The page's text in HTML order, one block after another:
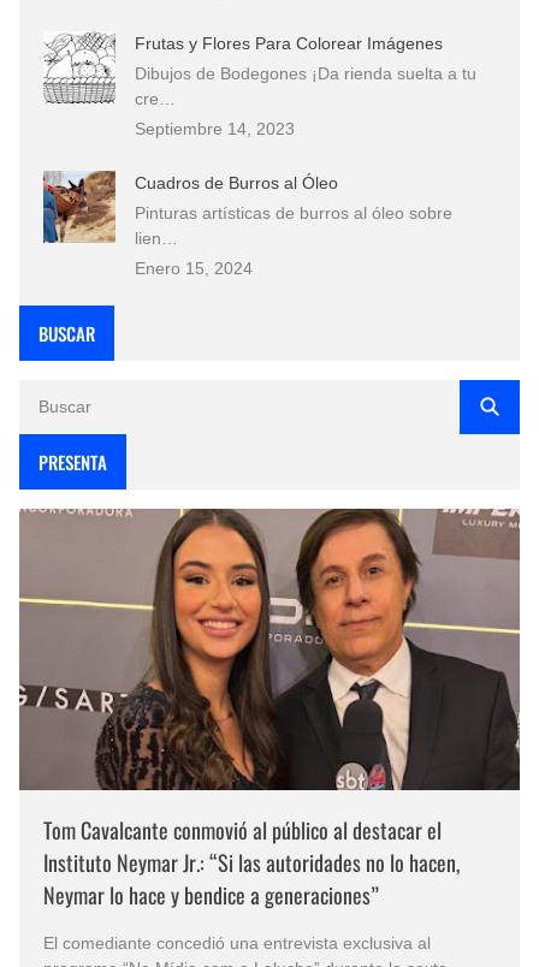
Frutas y Flores Para Colorear Imágenes
Dibujos de Bodegones ¡Da rienda suelta a tu
cre…
Septiembre 14, 2023
Cuadros de Burros al Óleo
Pinturas artísticas de burros al óleo sobre
lien…
Enero 15, 2024
BUSCAR
PRESENTA
Tom Cavalcante conmovió al público al destacar el
Instituto Neymar Jr.: “Si las autoridades no lo hacen,
Neymar lo hace y bendice a generaciones”
El comediante concedió una entrevista exclusiva al